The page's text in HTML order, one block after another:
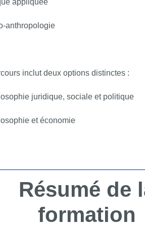
appliquée
anthropologie
inclut deux options distinctes :
juridique, sociale et politique
et économie
Résumé de
formation